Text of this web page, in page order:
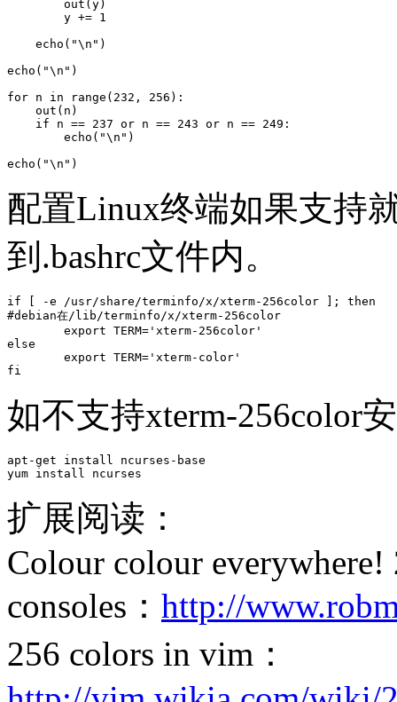
        out(y)
        y += 1
    echo("\n")
echo("\n")
for n in range(232, 256):
    out(n)
    if n == 237 or n == 243 or n == 249:
        echo("\n")
echo("\n")
配置Linux终端如果支持
到.bashrc文件内。
if [ -e /usr/share/terminfo/x/xterm-256color ]; then
#debian在/lib/terminfo/x/xterm-256color
        export TERM='xterm-256color'
else
        export TERM='xterm-color'
fi
如不支持xterm-256color
apt-get install ncurses-base
yum install ncurses
扩展阅读：
Colour colour
consoles： http://
256 colors in vim：